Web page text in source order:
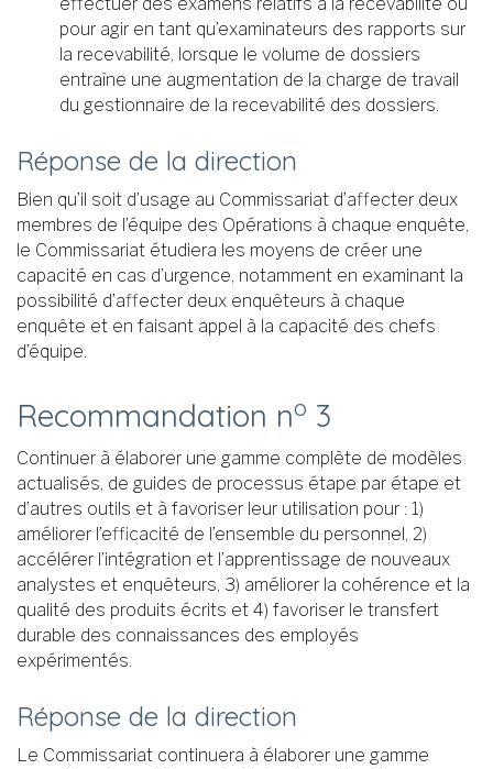
pour agir en tant qu’examinateurs des rapports sur
la recevabilité, lorsque le volume de dossiers
entraîne une augmentation de la charge de travail
du gestionnaire de la recevabilité des dossiers.
Réponse de la direction
Bien qu’il soit d’usage au Commissariat d’affecter deux
membres de l’équipe des Opérations à chaque enquête,
le Commissariat étudiera les moyens de créer une
capacité en cas d’urgence, notamment en examinant la
possibilité d’affecter deux enquêteurs à chaque
enquête et en faisant appel à la capacité des chefs
d’équipe.
Recommandation no 3
Continuer à élaborer une gamme complète de modèles
actualisés, de guides de processus étape par étape et
d’autres outils et à favoriser leur utilisation pour : 1)
améliorer l’efficacité de l’ensemble du personnel, 2)
accélérer l’intégration et l’apprentissage de nouveaux
analystes et enquêteurs, 3) améliorer la cohérence et la
qualité des produits écrits et 4) favoriser le transfert
durable des connaissances des employés
expérimentés.
Réponse de la direction
Le Commissariat continuera à élaborer une gamme